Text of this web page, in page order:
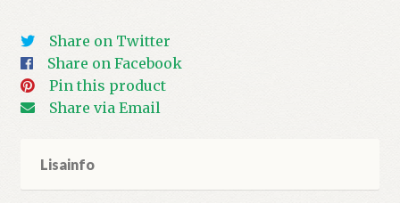
Share on Twitter
Share on Facebook
Pin this product
Share via Email
Lisainfo